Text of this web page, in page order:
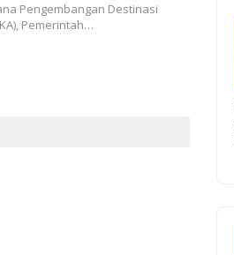
Pengembangan Destinasi
Pemerintah…